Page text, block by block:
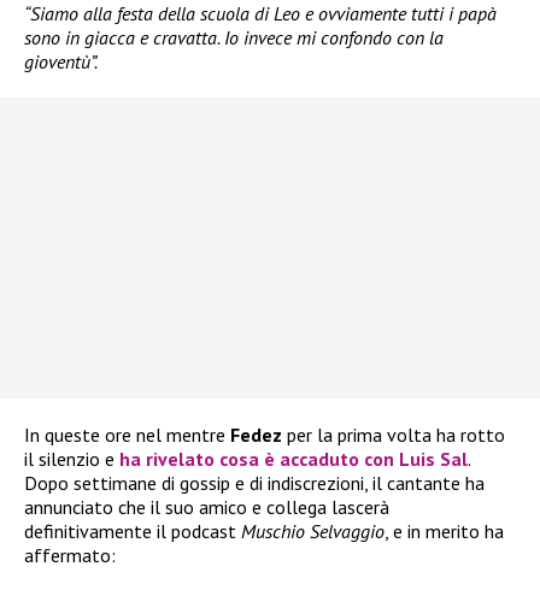
“Siamo alla festa della scuola di Leo e ovviamente tutti i papà
sono in giacca e cravatta. Io invece mi confondo con la
gioventù”.
In queste ore nel mentre Fedez per la prima volta ha rotto
il silenzio e ha rivelato cosa è accaduto con Luis Sal.
Dopo settimane di gossip e di indiscrezioni, il cantante ha
annunciato che il suo amico e collega lascerà
definitivamente il podcast Muschio Selvaggio, e in merito ha
affermato: